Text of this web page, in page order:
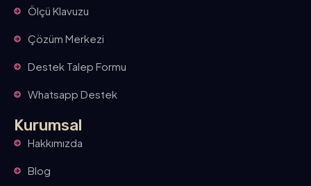
Ölçü Klavuzu
Çözüm Merkezi
Destek Talep Formu
Whatsapp Destek
Kurumsal
Hakkımızda
Blog